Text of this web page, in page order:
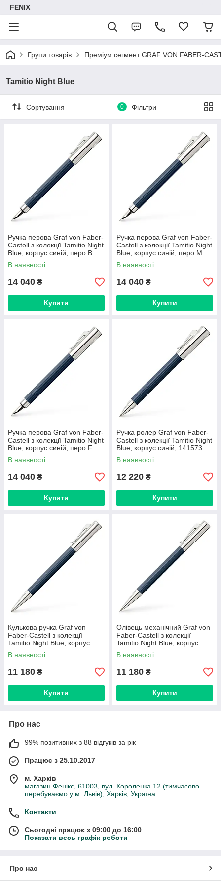
FENIX
Групи товарів Преміум сегмент GRAF VON FABER-
Tamitio Night Blue
Сортування 0 Фільтри
Ручка перова Graf von Faber-
Castell з колекції Tamitio Night
Blue, корпус синій, перо B
(1,0 мм), 141713
В наявності
14 040 ₴
Купити
Ручка перова Graf von Faber-
Castell з колекції Tamitio Night
Blue, корпус синій, перо М
(0,7 мм), 141710
В наявності
14 040 ₴
Купити
Ручка перова Graf von Faber-
Castell з колекції Tamitio Night
Blue, корпус синій, перо F
(0,5 мм), 141711
В наявності
14 040 ₴
Купити
Ручка ролер Graf von Faber-
Castell з колекції Tamitio Night
Blue, корпус синій, 141573
В наявності
12 220 ₴
Купити
Кулькова ручка Graf von
Faber-Castell з колекції
Tamitio Night Blue, корпус
синій, 141583
В наявності
11 180 ₴
Купити
Олівець механічний Graf von
Faber-Castell з колекції
Tamitio Night Blue, корпус
синій, 131583
В наявності
11 180 ₴
Купити
Про нас
99% позитивних з 88 відгуків за рік
Працює з 25.10.2017
м. Харків
магазин Фенікс, 61003, вул. Короленка 12 (тимчасово
перебуваємо у м. Львів), Харків, Україна
Контакти
Сьогодні працює з 09:00 до 16:00
Показати весь графік роботи
Про нас